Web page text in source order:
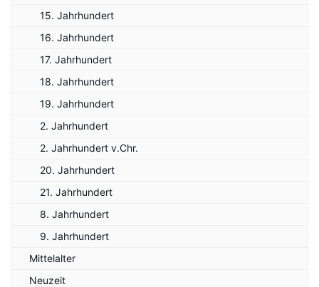
15. Jahrhundert
16. Jahrhundert
17. Jahrhundert
18. Jahrhundert
19. Jahrhundert
2. Jahrhundert
2. Jahrhundert v.Chr.
20. Jahrhundert
21. Jahrhundert
8. Jahrhundert
9. Jahrhundert
Mittelalter
Neuzeit